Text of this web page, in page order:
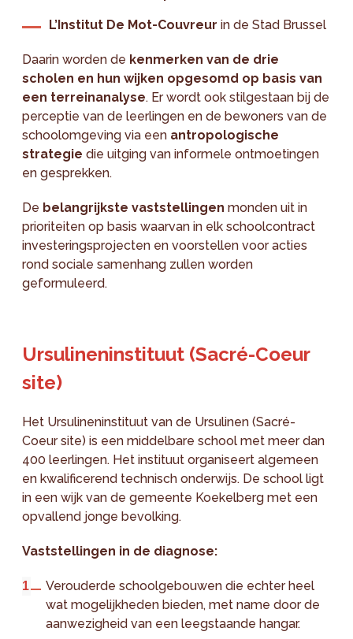
L’Institut De Mot-Couvreurin de Stad Brussel
Daarin worden de kenmerken van de drie
scholen en hun wijken opgesomd op basis van
een terreinanalyse. Er wordt ook stilgestaan bij de
perceptie van de leerlingen en de bewoners van de
schoolomgeving via een antropologische
strategie die uitging van informele ontmoetingen
en gesprekken.
De belangrijkste vaststellingen monden uit in
prioriteiten op basis waarvan in elk schoolcontract
investeringsprojecten en voorstellen voor acties
rond sociale samenhang zullen worden
geformuleerd.
Ursulineninstituut (Sacré-Coeur
site)
Het Ursulineninstituut van de Ursulinen (Sacré-
Coeur site) is een middelbare school met meer dan
400 leerlingen. Het instituut organiseert algemeen
en kwalificerend technisch onderwijs. De school ligt
in een wijk van de gemeente Koekelberg met een
opvallend jonge bevolking.
Vaststellingen in de diagnose:
Verouderde schoolgebouwen die echter heel
wat mogelijkheden bieden, met name door de
aanwezigheid van een leegstaande hangar.